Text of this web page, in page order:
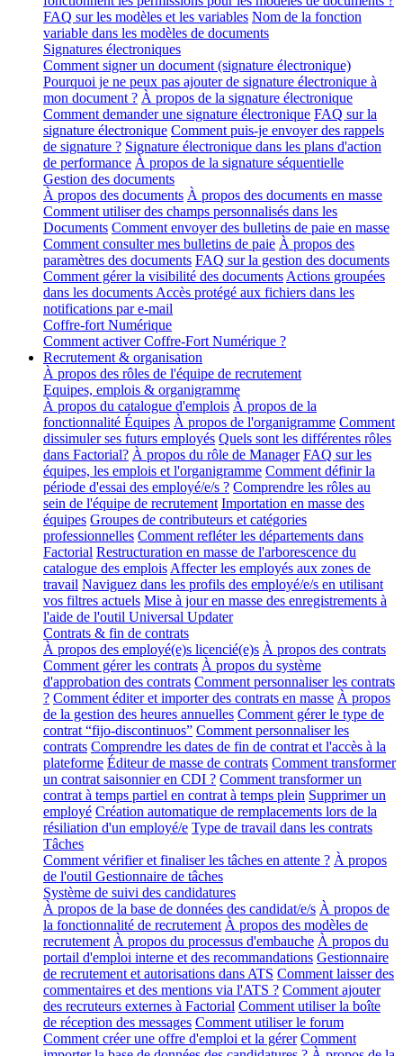
FAQ sur les modèles et les variables Nom de la fonction
variable dans les modèles de documents
Signatures électroniques
Comment signer un document (signature électronique)
Pourquoi je ne peux pas ajouter de signature électronique à
mon document ? À propos de la signature électronique
Comment demander une signature électronique FAQ sur la
signature électronique Comment puis-je envoyer des rappels
de signature ? Signature électronique dans les plans d'action
de performance À propos de la signature séquentielle
Gestion des documents
À propos des documents À propos des documents en masse
Comment utiliser des champs personnalisés dans les
Documents Comment envoyer des bulletins de paie en masse
Comment consulter mes bulletins de paie À propos des
paramètres des documents FAQ sur la gestion des documents
Comment gérer la visibilité des documents Actions groupées
dans les documents Accès protégé aux fichiers dans les
notifications par e-mail
Coffre-fort Numérique
Comment activer Coffre-Fort Numérique ?
Recrutement & organisation
À propos des rôles de l'équipe de recrutement
Equipes, emplois & organigramme
À propos du catalogue d'emplois À propos de la
fonctionnalité Équipes À propos de l'organigramme Comment
dissimuler ses futurs employés Quels sont les différentes rôles
dans Factorial? À propos du rôle de Manager FAQ sur les
équipes, les emplois et l'organigramme Comment définir la
période d'essai des employé/e/s ? Comprendre les rôles au
sein de l'équipe de recrutement Importation en masse des
équipes Groupes de contributeurs et catégories
professionnelles Comment refléter les départements dans
Factorial Restructuration en masse de l'arborescence du
catalogue des emplois Affecter les employés aux zones de
travail Naviguez dans les profils des employé/e/s en utilisant
vos filtres actuels Mise à jour en masse des enregistrements à
l'aide de l'outil Universal Updater
Contrats & fin de contrats
À propos des employé(e)s licencié(e)s À propos des contrats
Comment gérer les contrats À propos du système
d'approbation des contrats Comment personnaliser les contrats
? Comment éditer et importer des contrats en masse À propos
de la gestion des heures annuelles Comment gérer le type de
contrat “fijo-discontinuos” Comment personnaliser les
contrats Comprendre les dates de fin de contrat et l'accès à la
plateforme Éditeur de masse de contrats Comment transformer
un contrat saisonnier en CDI ? Comment transformer un
contrat à temps partiel en contrat à temps plein Supprimer un
employé Création automatique de remplacements lors de la
résiliation d'un employé/e Type de travail dans les contrats
Tâches
Comment vérifier et finaliser les tâches en attente ? À propos
de l'outil Gestionnaire de tâches
Système de suivi des candidatures
À propos de la base de données des candidat/e/s À propos de
la fonctionnalité de recrutement À propos des modèles de
recrutement À propos du processus d'embauche À propos du
portail d'emploi interne et des recommandations Gestionnaire
de recrutement et autorisations dans ATS Comment laisser des
commentaires et des mentions via l'ATS ? Comment ajouter
des recruteurs externes à Factorial Comment utiliser la boîte
de réception des messages Comment utiliser le forum
Comment créer une offre d'emploi et la gérer Comment